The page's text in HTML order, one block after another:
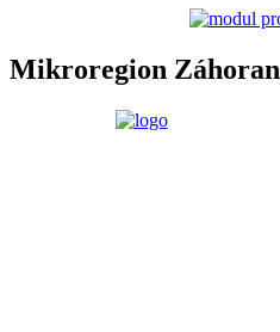
Mikroregion Záhoran